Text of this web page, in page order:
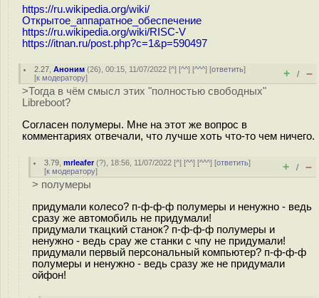
https://ru.wikipedia.org/wiki/
Открытое_аппаратное_обеспечение
https://ru.wikipedia.org/wiki/RISC-V
https://itnan.ru/post.php?c=1&p=590497
2.27 ,Аноним (26), 00:15, 11/07/2022 [^] [^^] [^^^] [ответить]
[к модератору] + / –
>Тогда в чём смысл этих "полностью свободных"
Libreboot?
Согласен полумеры. Мне на этот же вопрос в
комментариях отвечали, что лучше хоть что-то чем ничего.
3.79 ,mrleafer(?), 18:56, 11/07/2022 [^] [^^] [^^^] [ответить]
[к модератору] + / –
> полумеры
придумали колесо? п-ф-ф-ф полумеры и ненужно - ведь
сразу же автомобиль не придумали!
придумали ткацкий станок? п-ф-ф-ф полумеры и
ненужно - ведь срау же станки с чпу не придумали!
придумали первый персональный компьютер? п-ф-ф-ф
полумеры и ненужно - ведь сразу же не придумали
ойфон!